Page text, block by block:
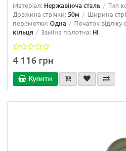
Матеріал: Нержавіюча сталь Тип
Довжина стрічки: 50м Ширина
перемотки:Одна Початок відліку
кільця
Заміна полотна: Ні
4 116 грн
Купити